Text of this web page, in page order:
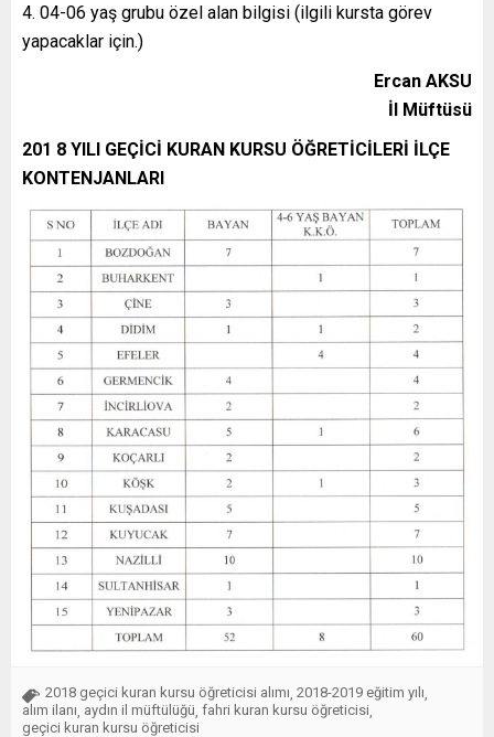
04-06 yaş grubu özel alan bilgisi (ilgili kursta görev
yapacaklar için.)
Ercan AKSU
İl Müftüsü
201 8 YILI GEÇİCİ KURAN KURSU ÖĞRETİCİLERİ İLÇE
KONTENJANLARI
2018 geçici kuran kursu öğreticisi alımı 2018-2019 eğitim yılı
alım ilanı aydın il müftülüğü fahri kuran kursu öğreticisi
geçici kuran kursu öğreticisi